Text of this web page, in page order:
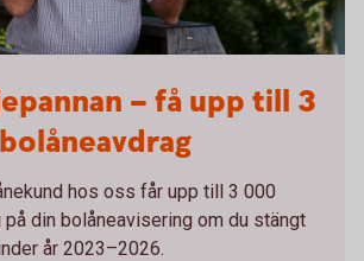
– få upp till 3
hos oss får upp till 3 000
på din bolåneavisering om du stängt
år 2023–2026.